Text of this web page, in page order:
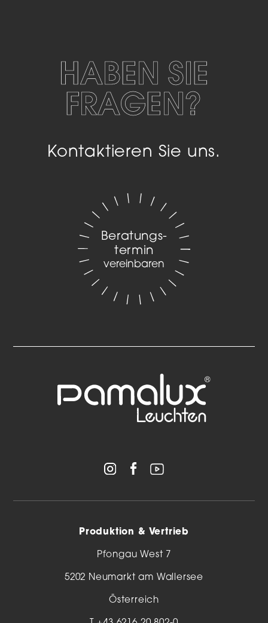
HABEN SIE
FRAGEN?
Kontaktieren Sie uns.
Beratungs­
termin
vereinbaren
Produktion & Vertrieb
Pfongau West 7
5202 Neumarkt am Wallersee
Österreich